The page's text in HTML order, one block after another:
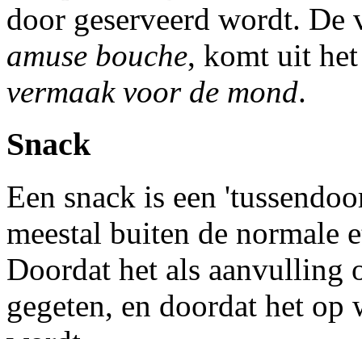
door geserveerd wordt.
amuse bouche, komt uit
vermaak voor de mond.
Snack
Een snack is een
meestal buiten de normale
Doordat het als aanvulling
gegeten, en doordat het